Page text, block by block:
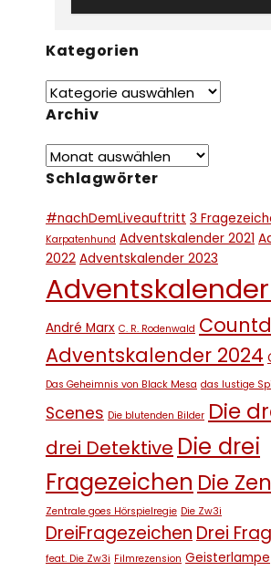
Kategorien
Archiv
Schlagwörter
#nachDemLiveauftritt 3
Karpatenhund Adventskalender 2021
2022 Adventskalender 2023
André Marx C. R. Rodenwald
Adventskalender 2024
Das Geheimnis von Black Mesa das lustige
Scenes Die blutenden Bilder Die
drei Detektive Die drei
Fragezeichen Die
Zentrale goes Hörspielregie Die Zw3i
DreiFragezeichen Drei
feat. Die Zw3i Filmrezension Geisterlampe